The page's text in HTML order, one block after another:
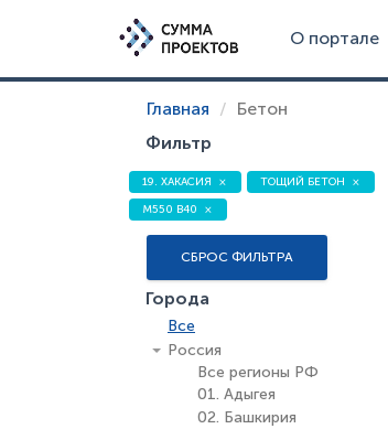
О портале
Главная Бетон
Фильтр
19. ХАКАСИЯ ТОЩИЙ БЕТОН
М550 В40
СБРОС ФИЛЬТРА
Города
Все
Россия
Все регионы РФ
01. Адыгея
02. Башкирия